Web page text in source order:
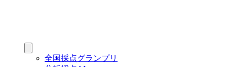
全国採点グランプリ